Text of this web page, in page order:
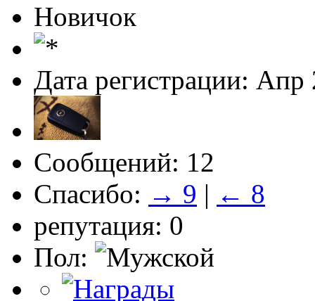
Новичок
Дата регистрации: Апр
Сообщений: 12
Спасибо: → 9 | ← 8
репутация: 0
Пол: